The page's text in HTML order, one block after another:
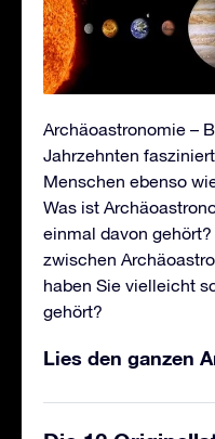
Archäoastronomie –
Jahrzehnten
Menschen ebenso
Was ist
einmal davon
zwischen
haben Sie vielleicht
gehört?
Lies den ganzen